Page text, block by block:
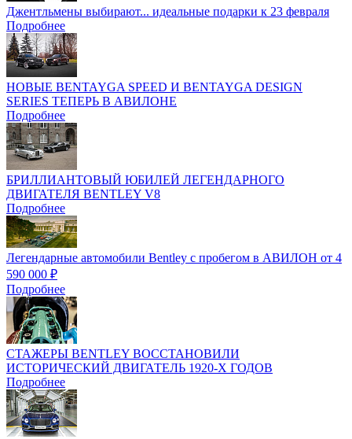
Джентльмены выбирают... идеальные подарки к 23 февраля
Подробнее
НОВЫЕ BENTAYGA SPEED И BENTAYGA DESIGN
SERIES ТЕПЕРЬ В АВИЛОНЕ
Подробнее
БРИЛЛИАНТОВЫЙ ЮБИЛЕЙ ЛЕГЕНДАРНОГО
ДВИГАТЕЛЯ BENTLEY V8
Подробнее
Легендарные автомобили Bentley с пробегом в АВИЛОН от 4
590 000 ₽
Подробнее
СТАЖЕРЫ BENTLEY ВОССТАНОВИЛИ
ИСТОРИЧЕСКИЙ ДВИГАТЕЛЬ 1920-Х ГОДОВ
Подробнее